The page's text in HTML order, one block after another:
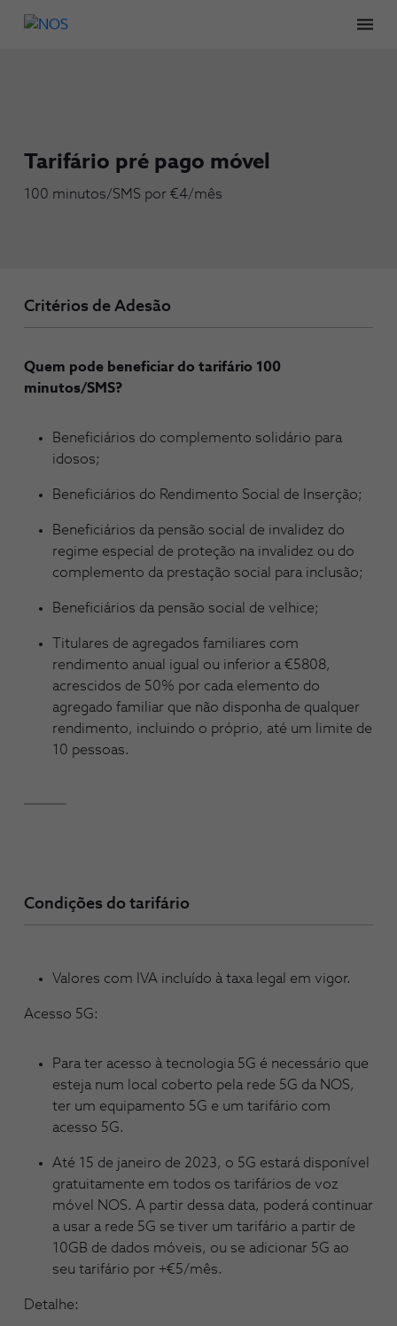
Tarifário pré pago móvel
100 minutos/SMS por €4/mês
Critérios de Adesão
Quem pode beneficiar do tarifário 100
minutos/SMS?
Beneficiários do complemento solidário para
idosos;
Beneficiários do Rendimento Social de Inserção;
Beneficiários da pensão social de invalidez do
regime especial de proteção na invalidez ou do
complemento da prestação social para inclusão;
Beneficiários da pensão social de velhice;
Titulares de agregados familiares com
rendimento anual igual ou inferior a €5808,
acrescidos de 50% por cada elemento do
agregado familiar que não disponha de qualquer
rendimento, incluindo o próprio, até um limite de
10 pessoas.
Condições do tarifário
Valores com IVA incluído à taxa legal em vigor.
Acesso 5G:
Para ter acesso à tecnologia 5G é necessário que
esteja num local coberto pela rede 5G da NOS,
ter um equipamento 5G e um tarifário com
acesso 5G.
Até 15 de janeiro de 2023, o 5G estará disponível
gratuitamente em todos os tarifários de voz
móvel NOS. A partir dessa data, poderá continuar
a usar a rede 5G se tiver um tarifário a partir de
10GB de dados móveis, ou se adicionar 5G ao
seu tarifário por +€5/mês.
Detalhe: